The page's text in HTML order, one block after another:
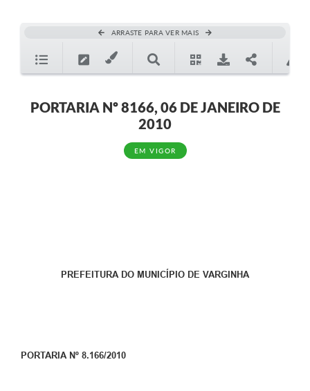
ARRASTE PARA VER MAIS
PORTARIA Nº 8166, 06 DE JANEIRO DE
2010
EM VIGOR
PREFEITURA DO MUNICÍPIO DE VARGINHA
PORTARIA Nº 8.166/2010